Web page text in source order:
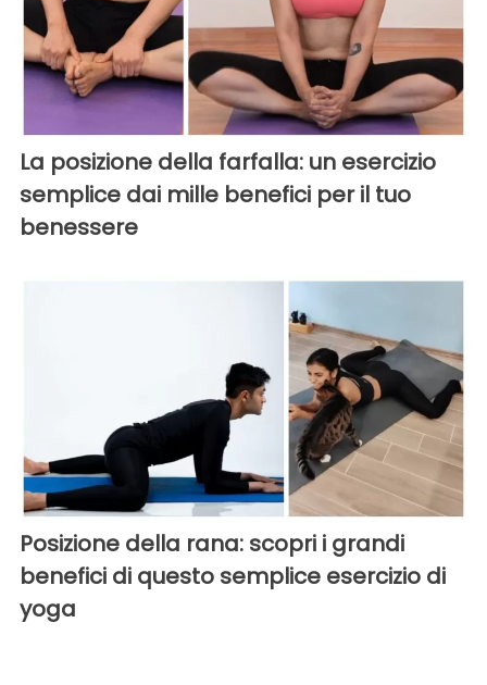
La posizione della farfalla: un esercizio
semplice dai mille benefici per il tuo
benessere
Posizione della rana: scopri i grandi
benefici di questo semplice esercizio di
yoga